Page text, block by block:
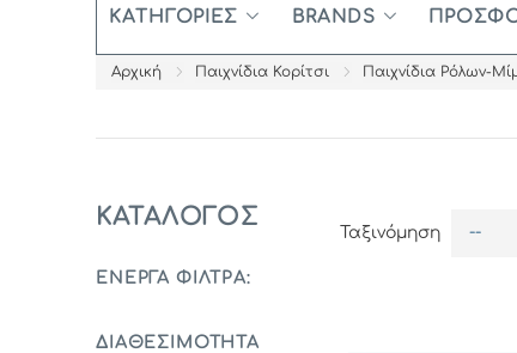
ΚΑΤΗΓΟΡΊΕΣ BRANDS
Αρχική Παιχνίδια Κορίτσι Παιχνίδια Ρόλων-
Ταξινόμηση --
ΚΑΤΆΛΟΓΟΣ
ΕΝΕΡΓΆ ΦΊΛΤΡΑ:
ΔΙΑΘΕΣΙΜΌΤΗΤΑ